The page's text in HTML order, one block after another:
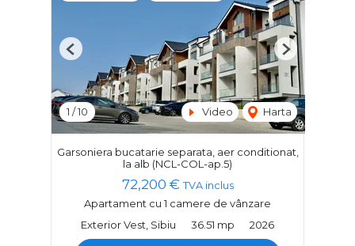
1 /10 Video Harta
Previous Next
Garsoniera bucatarie separata, aer conditionat,
la alb (NCL-COL-ap.5)
72,200 € TVA inclus
Apartament cu 1 camere de vânzare
Exterior Vest, Sibiu
36.51 mp 2026